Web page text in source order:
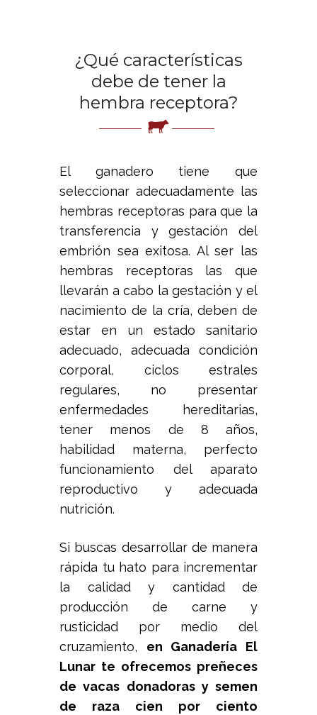
¿Qué características
debe de tener la
hembra receptora?
El ganadero tiene que
seleccionar adecuadamente las
hembras receptoras para que la
transferencia y gestación del
embrión sea exitosa. Al ser las
hembras receptoras las que
llevarán a cabo la gestación y el
nacimiento de la cría, deben de
estar en un estado sanitario
adecuado, adecuada condición
corporal, ciclos estrales
regulares, no presentar
enfermedades hereditarias,
tener menos de 8 años,
habilidad materna, perfecto
funcionamiento del aparato
reproductivo y adecuada
nutrición.
Si buscas desarrollar de manera
rápida tu hato para incrementar
la calidad y cantidad de
producción de carne y
rusticidad por medio del
cruzamiento, en Ganadería El
Lunar te ofrecemos preñeces
de vacas donadoras y semen
de raza cien por ciento